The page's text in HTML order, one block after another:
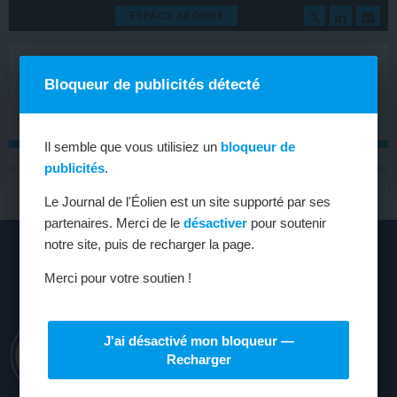
ESPACE ABONNÉ
MENU
Bloqueur de publicités détecté
Il semble que vous utilisiez un bloqueur de
publicités.
Le Journal de l'Éolien est un site supporté par ses
partenaires. Merci de ledésactiver pour soutenir
notre site, puis de recharger la page.
Merci pour votre soutien !
J'ai désactivé mon bloqueur —
Recharger